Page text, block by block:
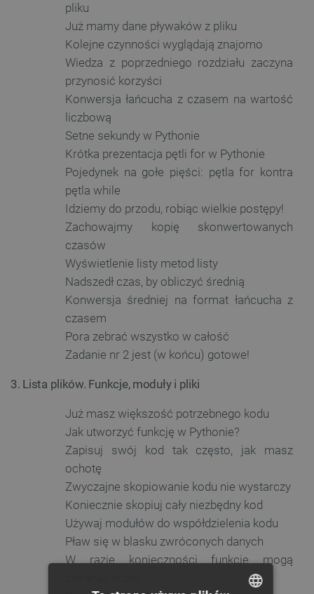
pliku
Już mamy dane pływaków z pliku
Kolejne czynności wyglądają znajomo
Wiedza z poprzedniego rozdziału zaczyna
przynosić korzyści
Konwersja łańcucha z czasem na wartość
liczbową
Setne sekundy w Pythonie
Krótka prezentacja pętli for w Pythonie
Pojedynek na gołe pięści: pętla for kontra
pętla while
Idziemy do przodu, robiąc wielkie postępy!
Zachowajmy kopię skonwertowanych
czasów
Wyświetlenie listy metod listy
Nadszedł czas, by obliczyć średnią
Konwersja średniej na format łańcucha z
czasem
Pora zebrać wszystko w całość
Zadanie nr 2 jest (w końcu) gotowe!
3. Lista plików. Funkcje, moduły i pliki
Już masz większość potrzebnego kodu
Jak utworzyć funkcję w Pythonie?
Zapisuj swój kod tak często, jak masz
ochotę
Zwyczajne skopiowanie kodu nie wystarczy
Koniecznie skopiuj cały niezbędny kod
Używaj modułów do współdzielenia kodu
Pław się w blasku zwróconych danych
W razie konieczności funkcje mogą